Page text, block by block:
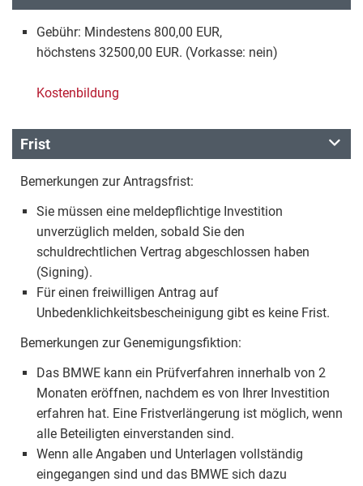
Gebühr: Mindestens 800,00 EUR,
höchstens 32500,00 EUR. (Vorkasse: nein)
Kostenbildung
Frist
Bemerkungen zur Antragsfrist:
Sie müssen eine meldepflichtige Investition
unverzüglich melden, sobald Sie den
schuldrechtlichen Vertrag abgeschlossen haben
(Signing).
Für einen freiwilligen Antrag auf
Unbedenklichkeitsbescheinigung gibt es keine Frist.
Bemerkungen zur Genemigungsfiktion:
Das BMWE kann ein Prüfverfahren innerhalb von 2
Monaten eröffnen, nachdem es von Ihrer Investition
erfahren hat. Eine Fristverlängerung ist möglich, wenn
alle Beteiligten einverstanden sind.
Wenn alle Angaben und Unterlagen vollständig
eingegangen sind und das BMWE sich dazu